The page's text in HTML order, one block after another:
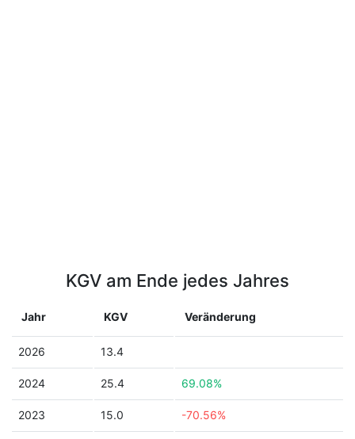
KGV am Ende jedes Jahres
Jahr KGV Veränderung
2026 13.4
2024 25.4 69.08%
2023 15.0 -70.56%